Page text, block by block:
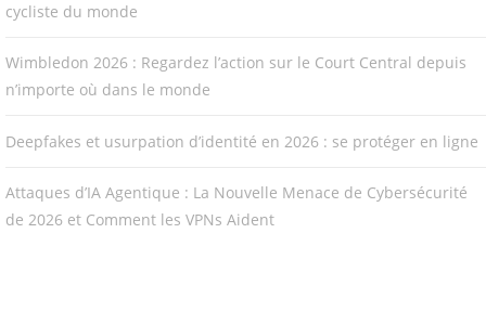
cycliste du monde
Wimbledon 2026 : Regardez l’action sur le Court Central depuis
n’importe où dans le monde
Deepfakes et usurpation d’identité en 2026 : se protéger en ligne
Attaques d’IA Agentique : La Nouvelle Menace de Cybersécurité
de 2026 et Comment les VPNs Aident